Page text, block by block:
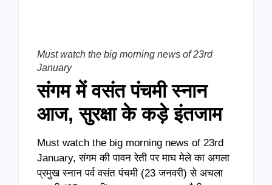
Must watch the big morning news of 23rd
January
संगम में वसंत पंचमी स्नान
आज, सुरक्षा के कड़े इंतजाम
Must watch the big morning news of 23rd
January, संगम की पावन रेती पर माघ मेले का अगला
प्रमुख स्नान पर्व वसंत पंचमी (23 जनवरी) से अचला